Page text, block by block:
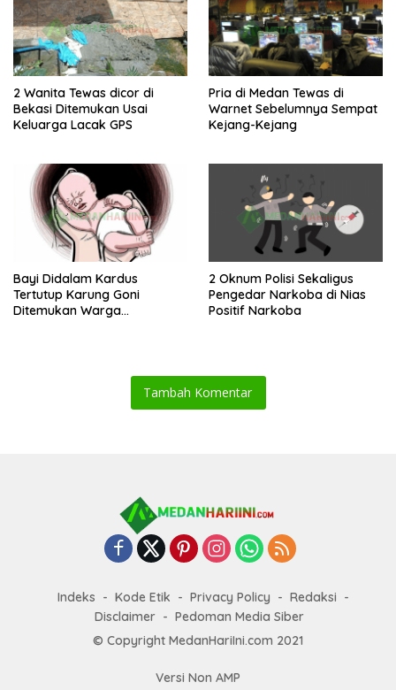
2 Wanita Tewas dicor di
Bekasi Ditemukan Usai
Keluarga Lacak GPS
Pria di Medan Tewas di
Warnet Sebelumnya Sempat
Kejang-Kejang
Bayi Didalam Kardus
Tertutup Karung Goni
Ditemukan Warga
2 Oknum Polisi Sekaligus
Pengedar Narkoba di Nias
Positif Narkoba
Tambah Komentar
Indeks Kode Etik Privacy Policy
Redaksi
Disclaimer
Pedoman Media Siber
© Copyright MedanHariIni.com 2021
Versi Non AMP